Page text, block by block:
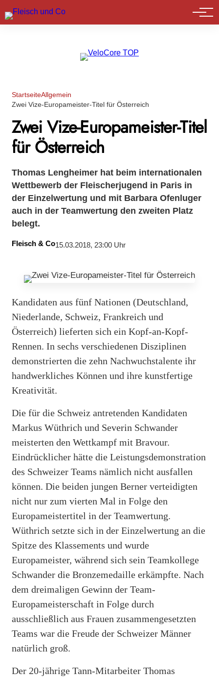
Marktführer
StartseiteAllgemein
Zwei Vize-Europameister-Titel für Österreich
Zwei Vize-Europameister-Titel
für Österreich
Thomas Lengheimer hat beim internationalen
Wettbewerb der Fleischerjugend in Paris in
der Einzelwertung und mit Barbara Ofenluger
auch in der Teamwertung den zweiten Platz
belegt.
Fleisch & Co15.03.2018, 23:00 Uhr
Kandidaten aus fünf Nationen (Deutschland,
Niederlande, Schweiz, Frankreich und
Österreich) lieferten sich ein Kopf-an-Kopf-
Rennen. In sechs verschiedenen Disziplinen
demonstrierten die zehn Nachwuchstalente ihr
handwerkliches Können und ihre kunstfertige
Kreativität.
Die für die Schweiz antretenden Kandidaten
Markus Wüthrich und Severin Schwander
meisterten den Wettkampf mit Bravour.
Eindrücklicher hätte die Leistungsdemonstration
des Schweizer Teams nämlich nicht ausfallen
können. Die beiden jungen Berner verteidigten
nicht nur zum vierten Mal in Folge den
Europameistertitel in der Teamwertung.
Wüthrich setzte sich in der Einzelwertung an die
Spitze des Klassements und wurde
Europameister, während sich sein Teamkollege
Schwander die Bronzemedaille erkämpfte. Nach
dem dreimaligen Gewinn der Team-
Europameisterschaft in Folge durch
ausschließlich aus Frauen zusammengesetzten
Teams war die Freude der Schweizer Männer
natürlich groß.
Der 20-jährige Tann-Mitarbeiter Thomas